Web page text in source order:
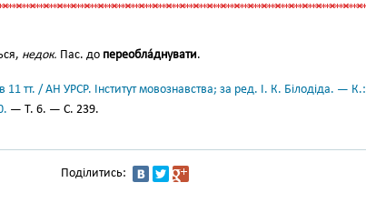
недок. Пас. до переобла́днувати.
11 тт. / АН УРСР. Інститут мовознавства; за ред. І. К. Білодіда. — К.:
— Т. 6. — С. 239.
Поділитись: